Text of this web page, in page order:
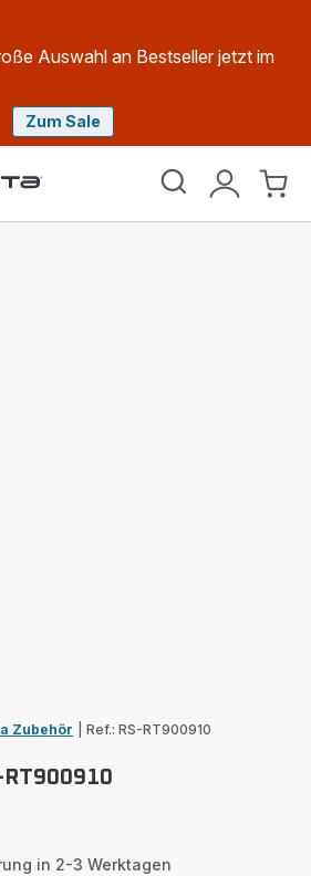
Auswahl an Bestseller jetzt im
Zum Sale
Rowenta
Mein
Mein
Zubehör Ref.: RS-RT900910
RT900910
in 2-3 Werktagen